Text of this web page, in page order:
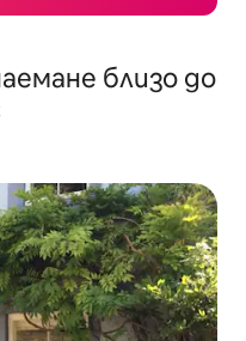
близо до